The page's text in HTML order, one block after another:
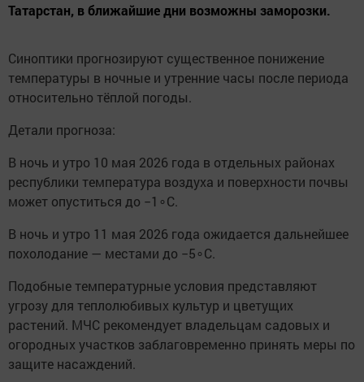
Татарстан, в ближайшие дни возможны заморозки.
Синоптики прогнозируют существенное понижение
температуры в ночные и утренние часы после периода
относительно тёплой погоды.
Детали прогноза:
В ночь и утро 10 мая 2026 года в отдельных районах
республики температура воздуха и поверхности почвы
может опуститься до −1∘C.
В ночь и утро 11 мая 2026 года ожидается дальнейшее
похолодание — местами до −5∘C.
Подобные температурные условия представляют
угрозу для теплолюбивых культур и цветущих
растений. МЧС рекомендует владельцам садовых и
огородных участков заблаговременно принять меры по
защите насаждений.